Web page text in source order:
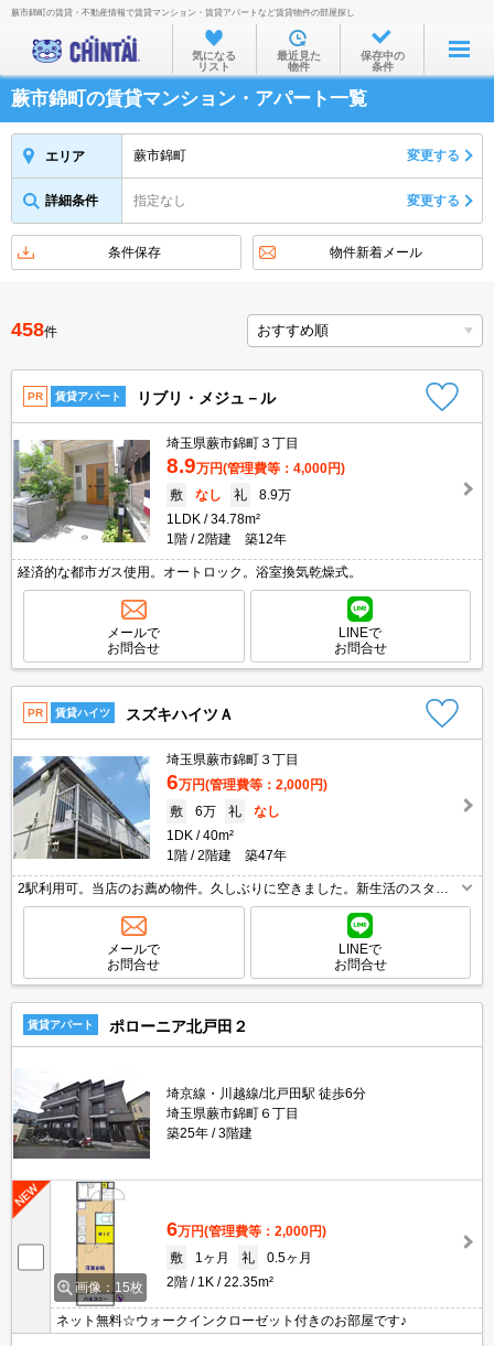
お部屋を探す
沿線・駅から
住所から
物件特集から
不動産会社から
TOP
蕨市錦町の賃貸・不動産情報で賃貸マンション・賃貸アパートなど賃貸物件の部屋探し
気になる
リスト
最近見た
物件
保存中の
条件
蕨市錦町の賃貸マンション・アパート一覧
エリア 蕨市錦町 変更する
詳細条件 指定なし 変更する
条件保存 物件新着メール
458件
PR 賃貸アパート リブリ・メジュ－ル
埼玉県蕨市錦町３丁目
8.9万円(管理費等：4,000円)
敷
なし 礼
8.9万
1LDK
34.78m²
1階
2階建 築12年
経済的な都市ガス使用。オートロック。浴室換気乾燥式。
メールで
お問合せ
LINEで
お問合せ
PR 賃貸ハイツ スズキハイツＡ
埼玉県蕨市錦町３丁目
6万円(管理費等：2,000円)
敷
6万 礼
なし
1DK
40m²
1階
2階建 築47年
2駅利用可。当店のお薦め物件。久しぶりに空きました。新生活のスター
トはここから。
メールで
お問合せ
LINEで
お問合せ
賃貸アパート ポローニア北戸田２
埼京線・川越線/北戸田駅 徒歩6分
埼玉県蕨市錦町６丁目
築25年
3階建
画像：15枚
6万円(管理費等：2,000円)
敷
1ヶ月 礼
0.5ヶ月
2階
1K 22.35m²
ネット無料☆ウォークインクローゼット付きのお部屋です♪